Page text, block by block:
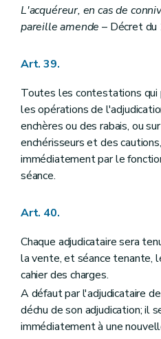
L'acquéreur, en cas de
pareille amende – Décret
Art. 39.
Toutes les contestations
les opérations de
enchères ou des rabais, ou
enchérisseurs et des
immédiatement par le
séance.
Art. 40.
Chaque adjudicataire sera
la vente, et séance tenante,
cahier des charges.
A défaut par l'adjudicataire
déchu de son adjudication; il
immédiatement à une